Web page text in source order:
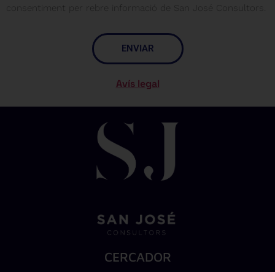
consentiment per rebre informació de San José Consultors.
ENVIAR
Avís legal
CERCADOR